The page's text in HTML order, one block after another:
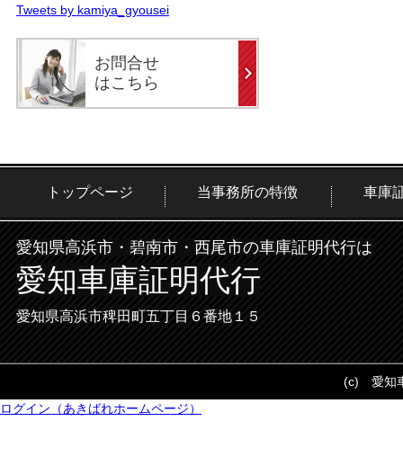
Tweets by kamiya_gyousei
お問合せ
はこちら
トップページ 当事務所の特徴 車庫
愛知県高浜市・碧南市・西尾市の車庫証明代行は
愛知車庫証明代行
愛知県高浜市稗田町五丁目６番地１５
(c) 愛知
ログイン（あきばれホームページ）